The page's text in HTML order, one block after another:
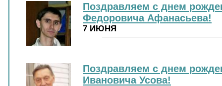
Поздравляем с днем
Федоровича Афанасьева!
7 ИЮНЯ
Поздравляем с днем
Ивановича Усова!